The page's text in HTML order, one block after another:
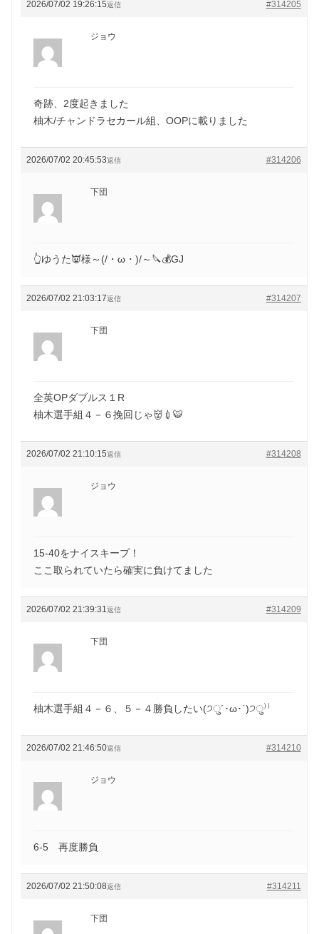
2026/07/02 19:26:15 #314205
返信
ジョウ
奇跡、2度起きました
柚木/チャンドラセカール組、OOPに載りました
2026/07/02 20:45:53 #314206
返信
下団
👆ゆうた👿様～(/・ω・)/～🔪💰GJ
2026/07/02 21:03:17 #314207
返信
下団
全英OPダブルス１R
柚木選手組４－６挽回じゃ👹💉🐯
2026/07/02 21:10:15 #314208
返信
ジョウ
15-40をナイスキープ！
ここ取られていたら確実に負けてました
2026/07/02 21:39:31 #314209
返信
下団
柚木選手組４－６、５－４勝負したい(੭ु´･ω･`)੭ु⁾⁾
2026/07/02 21:46:50 #314210
返信
ジョウ
6-5 再度勝負
2026/07/02 21:50:08 #314211
返信
下団